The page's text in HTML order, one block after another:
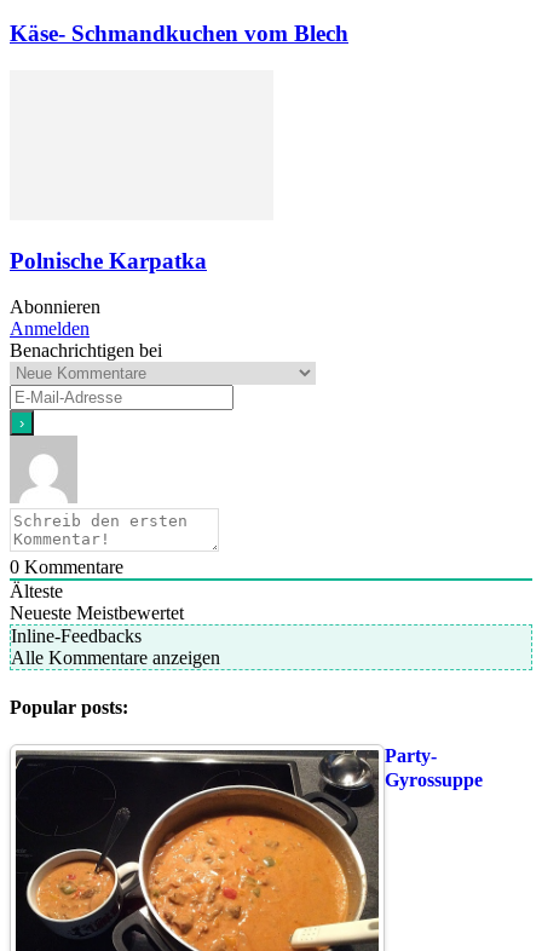
Käse- Schmandkuchen vom Blech
Polnische Karpatka
Abonnieren
Anmelden
Benachrichtigen bei
0 Kommentare
Älteste
Neueste Meistbewertet
Inline-Feedbacks
Alle Kommentare anzeigen
Popular posts:
Party-
Gyrossuppe